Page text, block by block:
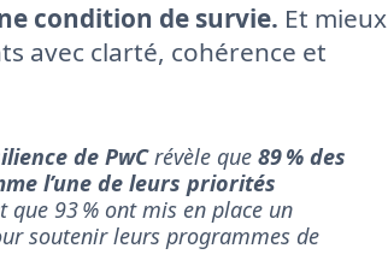
condition de survie. Et mieux
avec clarté, cohérence et
de PwCrévèle que 89 % des
l’une de leurs priorités
93 % ont mis en place un
soutenir leurs programmes de